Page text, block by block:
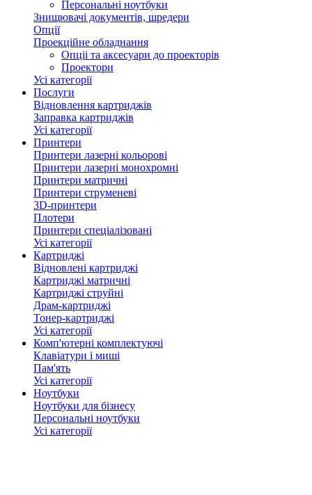
Персональні ноутбуки
Знищювачі документів, шредери
Опції
Проекційне обладнання
Опціі та аксесуари до проекторів
Проектори
Усі категорії
Послуги
Відновлення картриджів
Заправка картриджів
Усі категорії
Принтери
Принтери лазерні кольорові
Принтери лазерні монохромні
Принтери матричні
Принтери струменеві
3D-принтери
Плотери
Принтери спеціалізовані
Усі категорії
Картриджі
Відновлені картриджі
Картриджі матричні
Картриджі струйні
Драм-картриджі
Тонер-картриджі
Усі категорії
Комп'ютерні комплектуючі
Клавіатури і миші
Пам'ять
Усі категорії
Ноутбуки
Ноутбуки для бізнесу
Персональні ноутбуки
Усі категорії